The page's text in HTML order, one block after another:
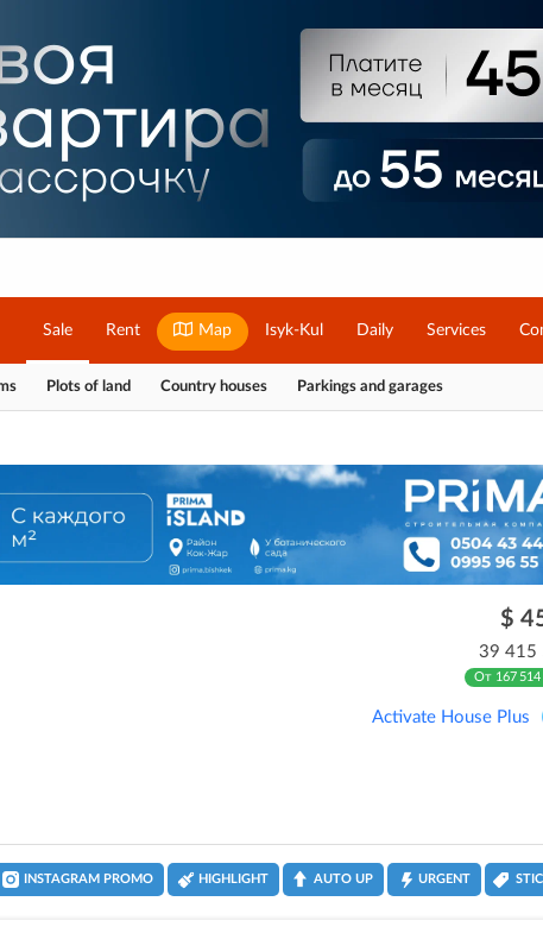
Sale Rent Map Isyk-Kul Daily Services
Plots of land Country houses Parkings and garages
$
39 415
От 167
Activate House Plus
INSTAGRAM PROMO HIGHLIGHT AUTO UP URGENT